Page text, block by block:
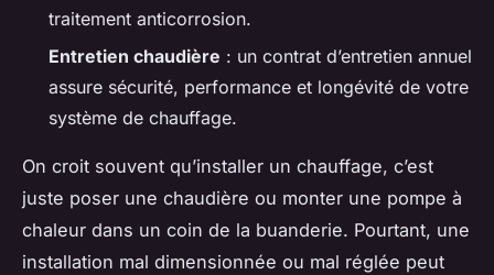
traitement anticorrosion.
Entretien chaudière : un contrat d’entretien annuel
assure sécurité, performance et longévité de votre
système de chauffage.
On croit souvent qu’installer un chauffage, c’est
juste poser une chaudière ou monter une pompe à
chaleur dans un coin de la buanderie. Pourtant, une
installation mal dimensionnée ou mal réglée peut